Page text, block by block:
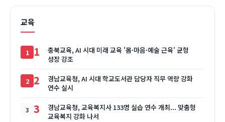
교육
1
충북교육, AI 시대 미래 교육 '몸·마음·예술 근육' 균형
성장 강조
2
경남교육청, AI 시대 학교도서관 담당자 직무 역량 강화
연수 실시
3
경남교육청, 교육복지사 133명 실습 연수 개최... 맞춤형
교육복지 강화 나서